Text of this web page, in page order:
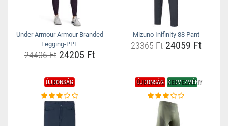
Under Armour Armour Branded
Legging-PPL
24406 Ft24205 Ft
Mizuno Inifinity 88 Pant
23365 Ft24059 Ft
ÚJDONSÁG ÚJDONSÁG KEDVEZMÉNY